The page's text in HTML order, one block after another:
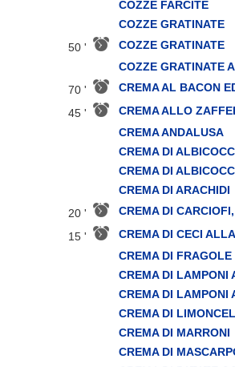
COZZE FARCITE
COZZE GRATINATE
50 '
COZZE GRATINATE
COZZE GRATINATE
70 '
CREMA AL BACON
45 '
CREMA ALLO
CREMA ANDALUSA
CREMA DI
CREMA DI
CREMA DI ARACHIDI
20 '
CREMA DI
15 '
CREMA DI CECI
CREMA DI FRAGOLE
CREMA DI LAMPONI
CREMA DI LAMPONI
CREMA DI
CREMA DI MARRONI
CREMA DI